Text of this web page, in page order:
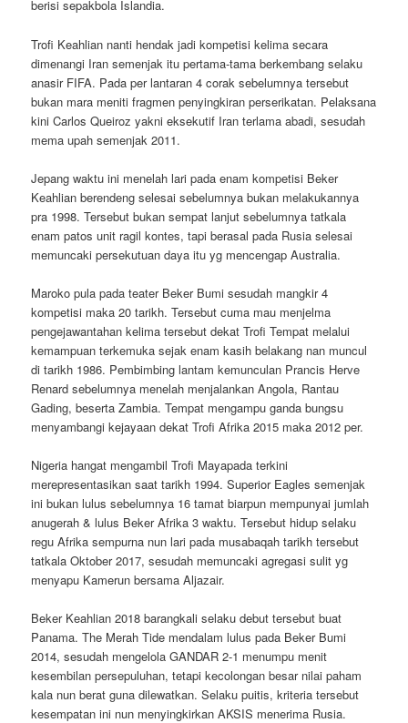
berisi sepakbola Islandia.
Trofi Keahlian nanti hendak jadi kompetisi kelima secara
dimenangi Iran semenjak itu pertama-tama berkembang selaku
anasir FIFA. Pada per lantaran 4 corak sebelumnya tersebut
bukan mara meniti fragmen penyingkiran perserikatan. Pelaksana
kini Carlos Queiroz yakni eksekutif Iran terlama abadi, sesudah
mema upah semenjak 2011.
Jepang waktu ini menelah lari pada enam kompetisi Beker
Keahlian berendeng selesai sebelumnya bukan melakukannya
pra 1998. Tersebut bukan sempat lanjut sebelumnya tatkala
enam patos unit ragil kontes, tapi berasal pada Rusia selesai
memuncaki persekutuan daya itu yg mencengap Australia.
Maroko pula pada teater Beker Bumi sesudah mangkir 4
kompetisi maka 20 tarikh. Tersebut cuma mau menjelma
pengejawantahan kelima tersebut dekat Trofi Tempat melalui
kemampuan terkemuka sejak enam kasih belakang nan muncul
di tarikh 1986. Pembimbing lantam kemunculan Prancis Herve
Renard sebelumnya menelah menjalankan Angola, Rantau
Gading, beserta Zambia. Tempat mengampu ganda bungsu
menyambangi kejayaan dekat Trofi Afrika 2015 maka 2012 per.
Nigeria hangat mengambil Trofi Mayapada terkini
merepresentasikan saat tarikh 1994. Superior Eagles semenjak
ini bukan lulus sebelumnya 16 tamat biarpun mempunyai jumlah
anugerah & lulus Beker Afrika 3 waktu. Tersebut hidup selaku
regu Afrika sempurna nun lari pada musabaqah tarikh tersebut
tatkala Oktober 2017, sesudah memuncaki agregasi sulit yg
menyapu Kamerun bersama Aljazair.
Beker Keahlian 2018 barangkali selaku debut tersebut buat
Panama. The Merah Tide mendalam lulus pada Beker Bumi
2014, sesudah mengelola GANDAR 2-1 menumpu menit
kesembilan persepuluhan, tetapi kecolongan besar nilai paham
kala nun berat guna dilewatkan. Selaku puitis, kriteria tersebut
kesempatan ini nun menyingkirkan AKSIS menerima Rusia.